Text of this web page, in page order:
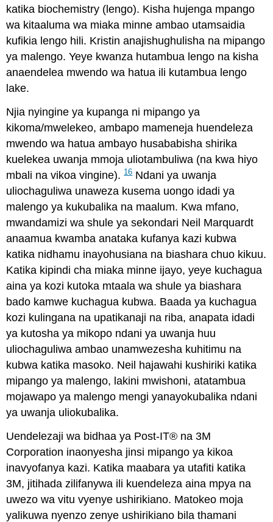
katika biochemistry (lengo). Kisha hujenga mpango
wa kitaaluma wa miaka minne ambao utamsaidia
kufikia lengo hili. Kristin anajishughulisha na mipango
ya malengo. Yeye kwanza hutambua lengo na kisha
anaendelea mwendo wa hatua ili kutambua lengo
lake.
Njia nyingine ya kupanga ni mipango ya
kikoma/mwelekeo, ambapo mameneja huendeleza
mwendo wa hatua ambayo husababisha shirika
kuelekea uwanja mmoja uliotambuliwa (na kwa hiyo
mbali na vikoa vingine).16Ndani ya uwanja
uliochaguliwa unaweza kusema uongo idadi ya
malengo ya kukubalika na maalum. Kwa mfano,
mwandamizi wa shule ya sekondari Neil Marquardt
anaamua kwamba anataka kufanya kazi kubwa
katika nidhamu inayohusiana na biashara chuo kikuu.
Katika kipindi cha miaka minne ijayo, yeye kuchagua
aina ya kozi kutoka mtaala wa shule ya biashara
bado kamwe kuchagua kubwa. Baada ya kuchagua
kozi kulingana na upatikanaji na riba, anapata idadi
ya kutosha ya mikopo ndani ya uwanja huu
uliochaguliwa ambao unamwezesha kuhitimu na
kubwa katika masoko. Neil hajawahi kushiriki katika
mipango ya malengo, lakini mwishoni, atatambua
mojawapo ya malengo mengi yanayokubalika ndani
ya uwanja uliokubalika.
Uendelezaji wa bidhaa ya Post-IT® na 3M
Corporation inaonyesha jinsi mipango ya kikoa
inavyofanya kazi. Katika maabara ya utafiti katika
3M, jitihada zilifanywa ili kuendeleza aina mpya na
uwezo wa vitu vyenye ushirikiano. Matokeo moja
yalikuwa nyenzo zenye ushirikiano bila thamani